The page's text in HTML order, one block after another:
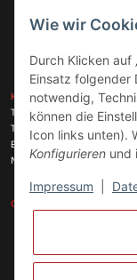
KONTAKT
Telefon:+49 (0)6074 816 08
Telefax:
+49 (0)6074 215 08
E-Mail:
Max Planck Str. 6 c, 63322
GESETZLICHE
Wie wir
Durch Klicken auf
Einsatz folgender
notwendig,
können die
Icon links unten).
Konfigurieren und
Impressum